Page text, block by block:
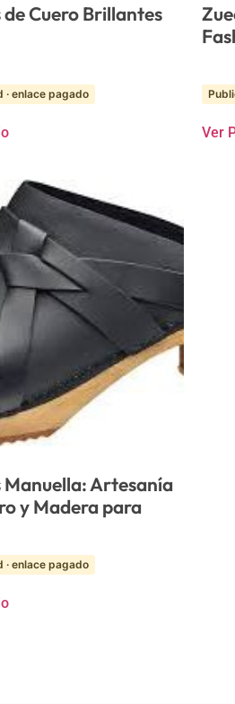
de Cuero Brillantes
· enlace pagado
Ver
Manuella: Artesanía
y Madera para
· enlace pagado